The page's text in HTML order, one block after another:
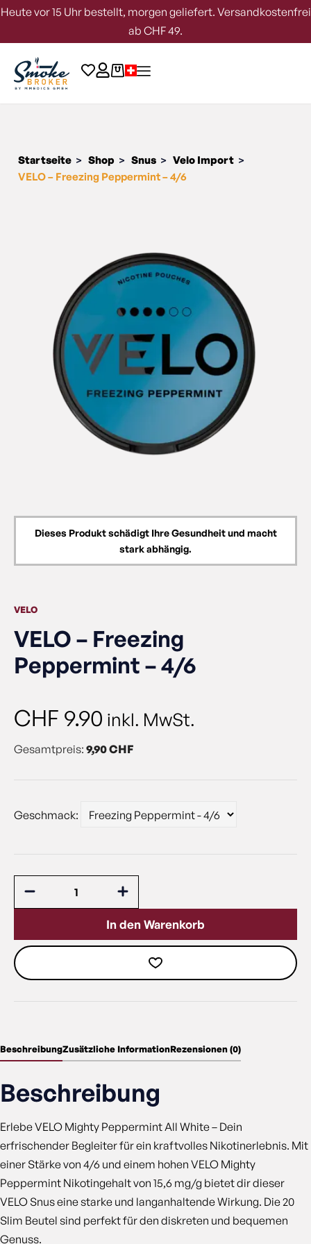
Heute vor 15 Uhr bestellt, morgen geliefert. Versandkostenfrei
ab CHF 49.
Startseite > Shop > Snus > Velo Import >
VELO – Freezing Peppermint – 4/6
Dieses Produkt schädigt Ihre Gesundheit und macht
stark abhängig.
VELO
VELO – Freezing
Peppermint – 4/6
CHF 9.90 inkl. MwSt.
Gesamtpreis: 9,90 CHF
Geschmack:
In den Warenkorb
BeschreibungZusätzliche InformationRezensionen (0)
Beschreibung
Erlebe VELO Mighty Peppermint All White – Dein
erfrischender Begleiter für ein kraftvolles Nikotinerlebnis. Mit
einer Stärke von 4/6 und einem hohen VELO Mighty
Peppermint Nikotingehalt von 15,6 mg/g bietet dir dieser
VELO Snus eine starke und langanhaltende Wirkung. Die 20
Slim Beutel sind perfekt für den diskreten und bequemen
Genuss.